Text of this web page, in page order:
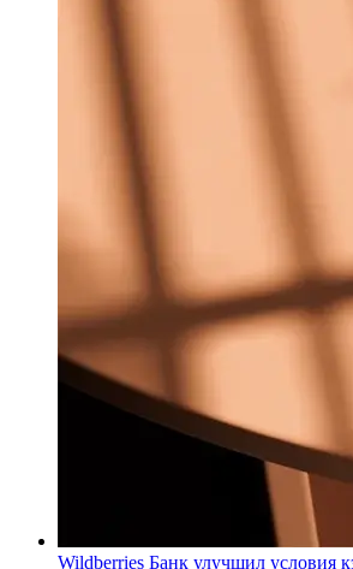
Wildberries Банк улучшил условия